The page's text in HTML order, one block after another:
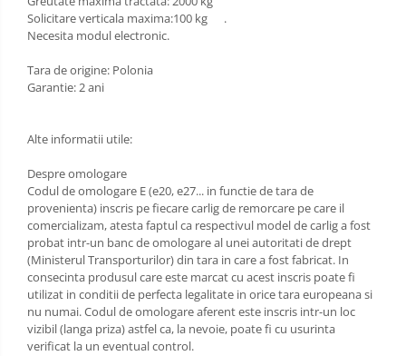
Carlige Land Rover
Carlige MAN
Carlige MG
Carlige Mini
Carlige Mitsubishi
Carlige Nissan
Carlige Omoda
Scut motor Nissan
Scut motor Opel
Scut motor Peugeot
Scut motor Renault
Scut motor SAAB
Scut motor Seat
Scut motor Skoda
Scut motor Smart
Scut motor SsangYong
Scut motor Subaru
Solicitare verticala maxima:100 kg .
Necesita modul electronic.
Tara de origine: Polonia
Garantie: 2 ani
Alte informatii utile:
Despre omologare
Codul de omologare E (e20, e27... in functie de tara de
provenienta) inscris pe fiecare carlig de remorcare pe care il
comercializam, atesta faptul ca respectivul model de carlig a fost
probat intr-un banc de omologare al unei autoritati de drept
(Ministerul Transporturilor) din tara in care a fost fabricat. In
consecinta produsul care este marcat cu acest inscris poate fi
utilizat in conditii de perfecta legalitate in orice tara europeana si
nu numai. Codul de omologare aferent este inscris intr-un loc
vizibil (langa priza) astfel ca, la nevoie, poate fi cu usurinta
verificat la un eventual control.